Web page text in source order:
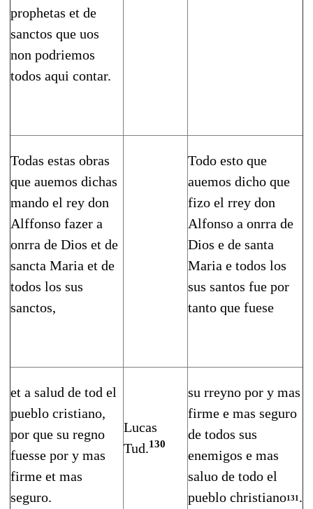
prophetas et de
sanctos que uos
non podriemos
todos aqui contar.
Todas estas obras
que auemos di­chas
mando el rey don
Alffonso fazer a
onrra de Dios et de
sancta Maria et de
todos los sus
sanctos,
Todo esto que
auemos dicho que
fizo el rrey don
Alfonso a onrra de
Dios e de santa
Maria e todos los
sus santos fue por
tanto que fuese
et a salud de tod el
pueblo cristiano,
por que su regno
fuesse por y mas
firme et mas
seguro.
Lucas
Tud.130
su rreyno por y mas
firme e mas seguro
de todos sus
enemigos e mas
saluo de todo el
pueblo christiano131 .